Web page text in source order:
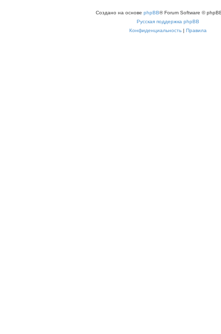
Создано на основе phpBB® Forum Software ©
Русская поддержка phpBB
Конфиденциальность | Правила